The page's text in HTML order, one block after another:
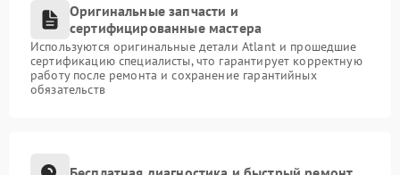
Оригинальные запчасти и
сертифицированные мастера
Используются оригинальные детали Atlant и прошедшие
сертификацию специалисты, что гарантирует корректную
работу после ремонта и сохранение гарантийных
обязательств